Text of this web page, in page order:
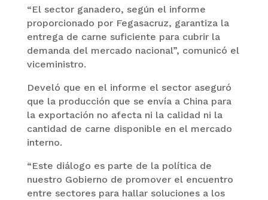
“El sector ganadero, según el informe
proporcionado por Fegasacruz, garantiza la
entrega de carne suficiente para cubrir la
demanda del mercado nacional”, comunicó el
viceministro.
Develó que en el informe el sector aseguró
que la producción que se envía a China para
la exportación no afecta ni la calidad ni la
cantidad de carne disponible en el mercado
interno.
“Este diálogo es parte de la política de
nuestro Gobierno de promover el encuentro
entre sectores para hallar soluciones a los